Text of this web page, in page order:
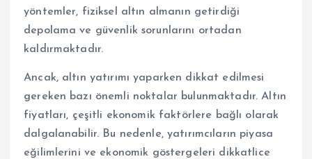
yöntemler, fiziksel altın almanın getirdiği
depolama ve güvenlik sorunlarını ortadan
kaldırmaktadır.
Ancak, altın yatırımı yaparken dikkat edilmesi
gereken bazı önemli noktalar bulunmaktadır. Altın
fiyatları, çeşitli ekonomik faktörlere bağlı olarak
dalgalanabilir. Bu nedenle, yatırımcıların piyasa
eğilimlerini ve ekonomik göstergeleri dikkatlice